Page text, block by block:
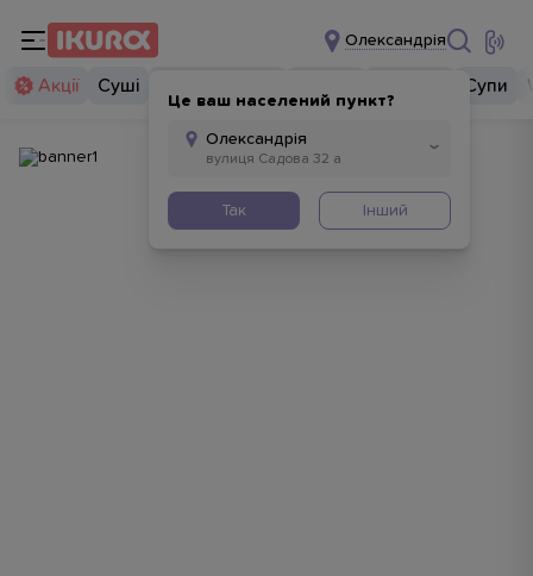
Олександрія
Це ваш населений пункт?
Так Інший
Акції Суші Супи